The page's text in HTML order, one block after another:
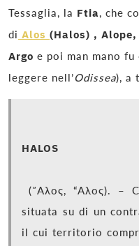
Tessaglia, la Ftia, che
di Alos (Halos) , Alope,
Argo e poi man mano fu
leggere nell’Odissea), a
HALOS
(῎Αλος, “Αλος). –
situata su di un
il cui territorio